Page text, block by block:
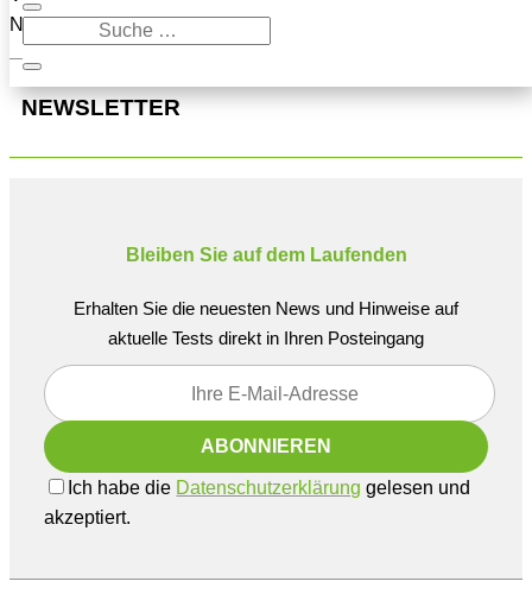
Navigation oben, um den Beitrag zu finden.
NEWSLETTER
Bleiben Sie auf dem Laufenden
Erhalten Sie die neuesten News und Hinweise auf
aktuelle Tests direkt in Ihren Posteingang
Ich habe die Datenschutzerklärung gelesen und
akzeptiert.